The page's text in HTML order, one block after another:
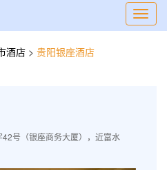
酒店 > 贵阳银座酒店
号（银座商务大厦），近富水